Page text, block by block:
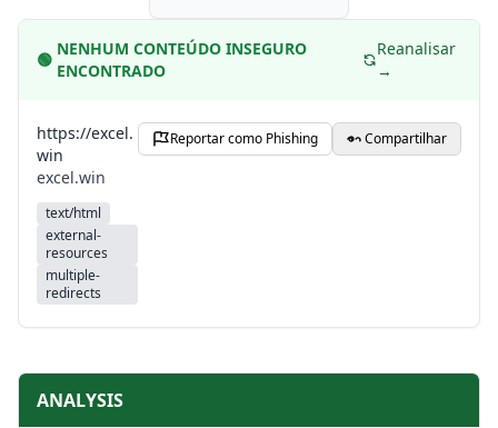
🟢
NENHUM CONTEÚDO INSEGURO
ENCONTRADO
Reanalisar
→
https://excel.
win
excel.win
text/html
external-
resources
multiple-
redirects
Reportar como Phishing Compartilhar
ANALYSIS